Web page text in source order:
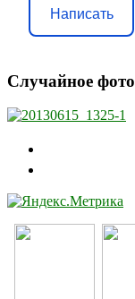
Написать
Случайное фото